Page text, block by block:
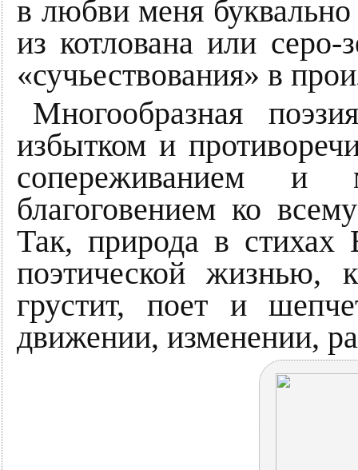
в любви меня
из котлована или серо-
«сучьествования» в
Многообразная
избытком и
сопереживанием и
благоговением ко
Так, природа в стихах
поэтической жизнью,
грустит, поет и
движении, изменении,